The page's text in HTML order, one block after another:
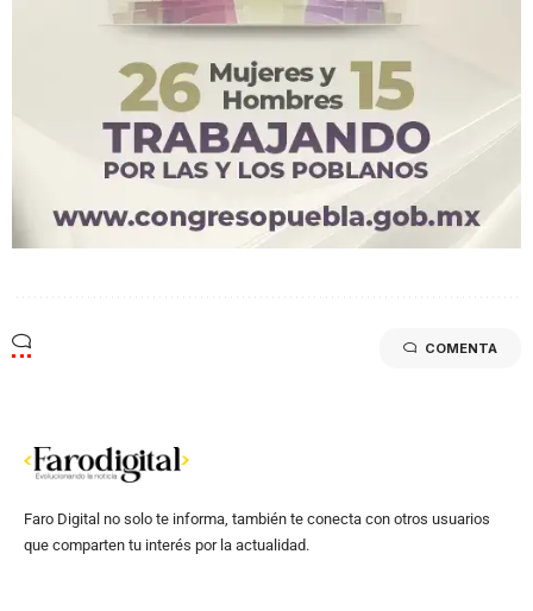
COMENTA
Faro Digital no solo te informa, también te conecta con otros usuarios
que comparten tu interés por la actualidad.